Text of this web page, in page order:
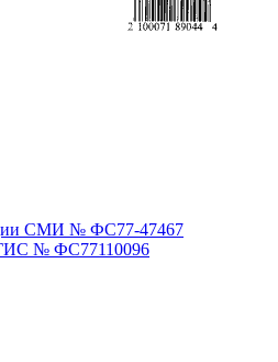
СМИ № ФС77-47467
№ ФС77110096